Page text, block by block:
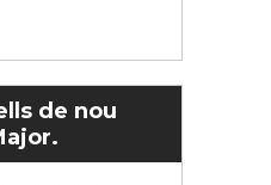
de nou